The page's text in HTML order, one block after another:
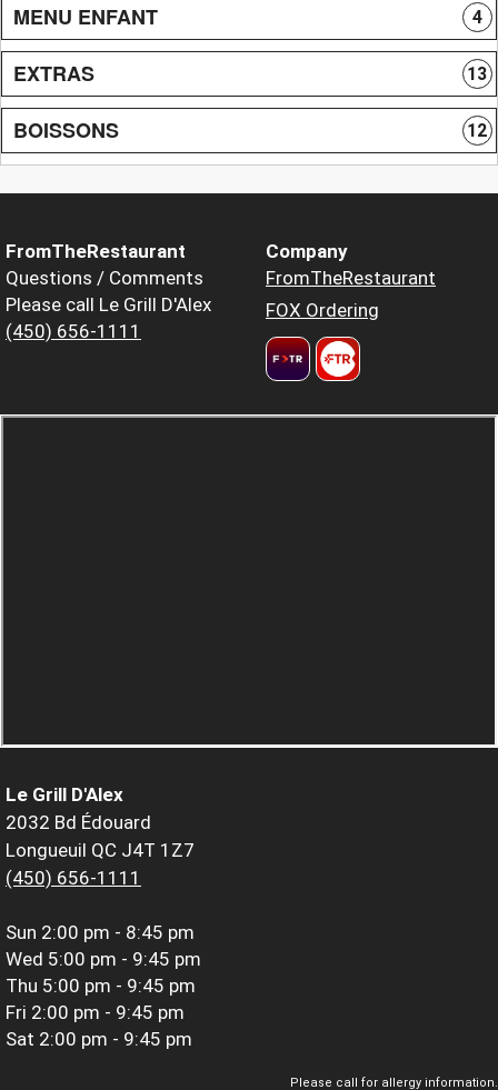
MENU ENFANT 4
EXTRAS 13
BOISSONS 12
FromTheRestaurant
Questions / Comments
Please call Le Grill D'Alex
(450) 656-1111
Company
FromTheRestaurant
FOX Ordering
Le Grill D'Alex
2032 Bd Édouard
Longueuil QC J4T 1Z7
(450) 656-1111
Sun 2:00 pm - 8:45 pm
Wed 5:00 pm - 9:45 pm
Thu 5:00 pm - 9:45 pm
Fri 2:00 pm - 9:45 pm
Sat 2:00 pm - 9:45 pm
Please call for allergy information.